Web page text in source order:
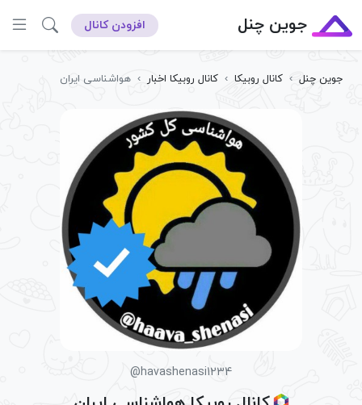
جوین چنل افزودن کانال
جوین چنل › کانال روبیکا › کانال روبیکا اخبار › هواشناسی ایران
@havashenasi1234